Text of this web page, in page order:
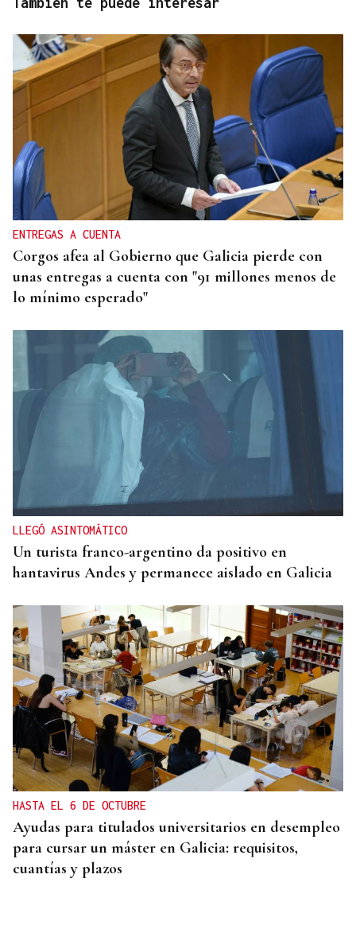
ENTREGAS A CUENTA
Corgos afea al Gobierno que Galicia pierde con
unas entregas a cuenta con "91 millones menos de
lo mínimo esperado"
LLEGÓ ASINTOMÁTICO
Un turista franco-argentino da positivo en
hantavirus Andes y permanece aislado en Galicia
HASTA EL 6 DE OCTUBRE
Ayudas para titulados universitarios en desempleo
para cursar un máster en Galicia: requisitos,
cuantías y plazos